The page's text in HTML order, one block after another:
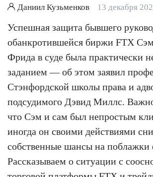
Даниил Кузьменков 13 декабря
Успешная защита бывшего
обанкротившейся биржи FTX
Фрида в суде была практически
заданием — об этом заявил
Стэнфордской школы права и
подсудимого Дэвид Миллс.
что Сэм и сам был непростым
иногда он своими действиями
собственные шансы на поблажки
Рассказываем о ситуации с